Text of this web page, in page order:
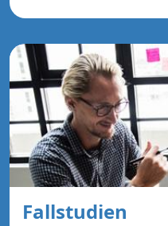
Fallstudien